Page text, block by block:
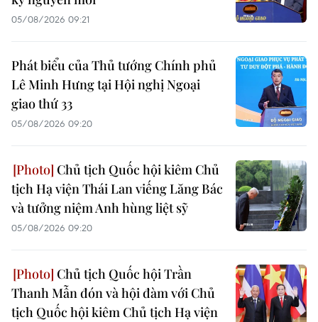
05/08/2026 09:21
Phát biểu của Thủ tướng Chính phủ
Lê Minh Hưng tại Hội nghị Ngoại
giao thứ 33
05/08/2026 09:20
Chủ tịch Quốc hội kiêm Chủ
tịch Hạ viện Thái Lan viếng Lăng Bác
và tưởng niệm Anh hùng liệt sỹ
05/08/2026 09:20
Chủ tịch Quốc hội Trần
Thanh Mẫn đón và hội đàm với Chủ
tịch Quốc hội kiêm Chủ tịch Hạ viện